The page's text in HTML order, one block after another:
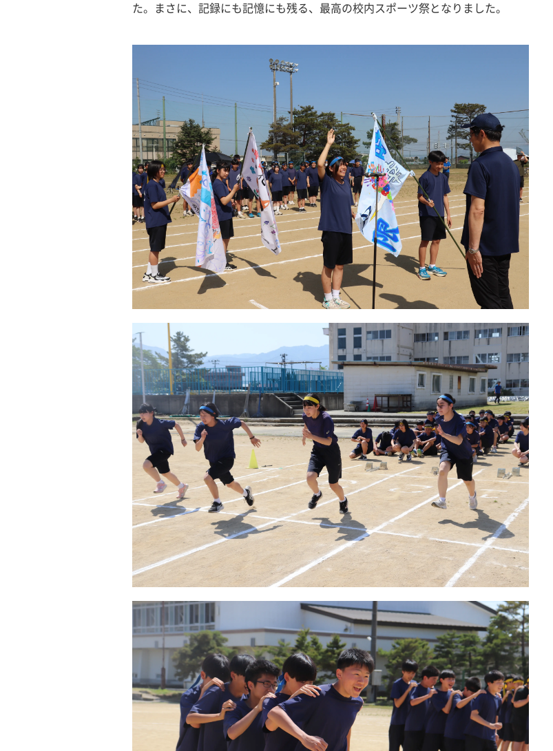
た。まさに、記録にも記憶にも残る、最高の校内スポーツ祭となりました。